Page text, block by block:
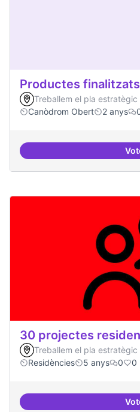
Productes
Treballem el pla estratègic
Canòdrom Obert
2 anys
30 projectes
Treballem el pla estratègic
Residències
5 anys 0 0